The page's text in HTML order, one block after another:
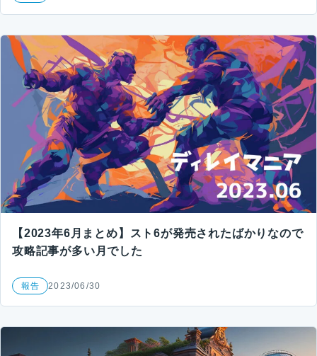
【2023年6月まとめ】スト6が発売されたばかりなので
攻略記事が多い月でした
報告 2023/06/30